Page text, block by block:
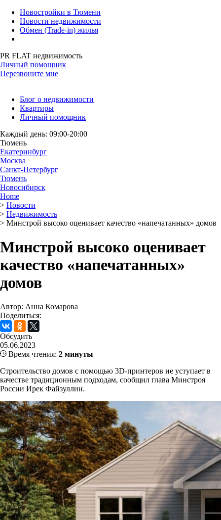
Новостройки в Тюмени
Новости недвижимости
Обмен (Trade-in) жилья
PR FLAT недвижимость
Личный помощник
Перезвоните мне
Блог о недвижимости
Квартиры
Личный помощник
Каждый день: 09:00-20:00
Тюмень
Екатеринбург
Москва
Санкт-Петербург
Тюмень
Новосибирск
Home
> Новости
> Недвижимость
> Минстрой высоко оценивает качество «напечатанных» домов
Минстрой высоко оценивает
качество «напечатанных»
домов
Автор: Анна Комарова
Поделиться:
Обсудить
05.06.2023
Время чтения: 2 минуты
Строительство домов с помощью 3D-принтеров не уступает в
качестве традиционным подходам, сообщил глава Минстроя
России Ирек Файзуллин.